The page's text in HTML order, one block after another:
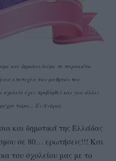
και δημσοιεύουμε το παρακάτω
επιτυχία των μαθητών του
έχει προβληθεί και για άλλες
μέχρι τώρα… Εν Άνδρω).
και δημοτικά της Ελλάδας
σε 80… ερωτήσεις!!! Και
του σχολείου μας με το